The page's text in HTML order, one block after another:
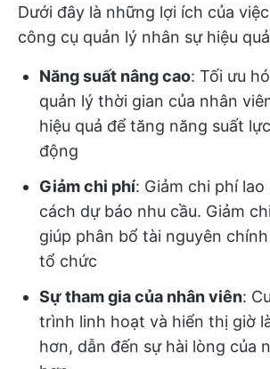
Dưới đây là những lợi ích của
công cụ quản lý nhân sự hiệu
Năng suất nâng cao: Tối ưu
quản lý thời gian của nhân
hiệu quả để tăng năng suất
động
Giảm chi phí: Giảm chi phí
cách dự báo nhu cầu. Giảm
giúp phân bổ tài nguyên
tổ chức
Sự tham gia của nhân viên:
trình linh hoạt và hiển thị giờ
hơn, dẫn đến sự hài lòng của